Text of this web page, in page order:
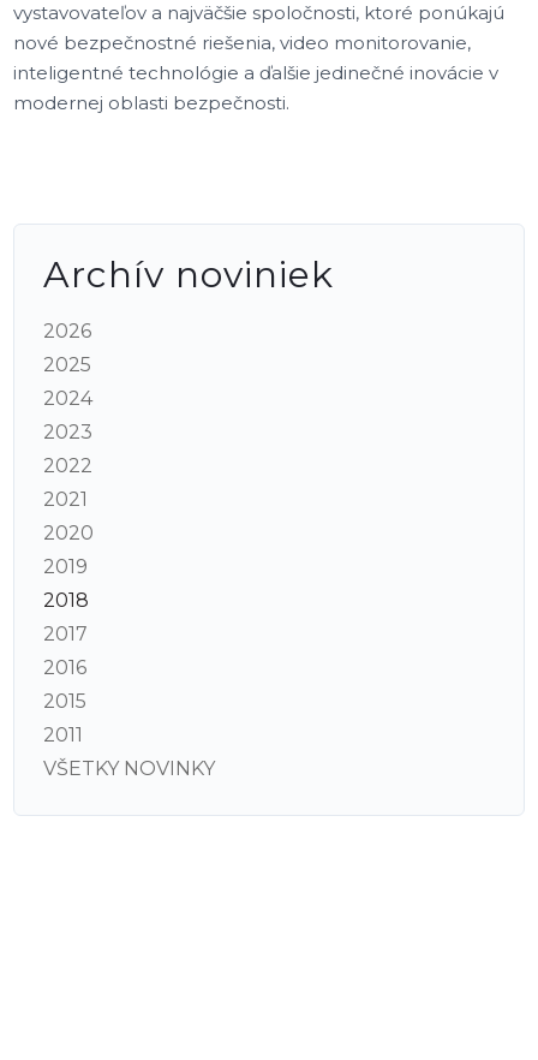
vystavovateľov a najväčšie spoločnosti, ktoré ponúkajú
nové bezpečnostné riešenia, video monitorovanie,
inteligentné technológie a ďalšie jedinečné inovácie v
modernej oblasti bezpečnosti.
Archív noviniek
2026
2025
2024
2023
2022
2021
2020
2019
2018
2017
2016
2015
2011
VŠETKY NOVINKY